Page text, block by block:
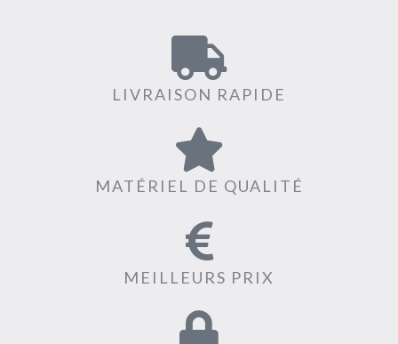
LIVRAISON RAPIDE
MATÉRIEL DE QUALITÉ
MEILLEURS PRIX